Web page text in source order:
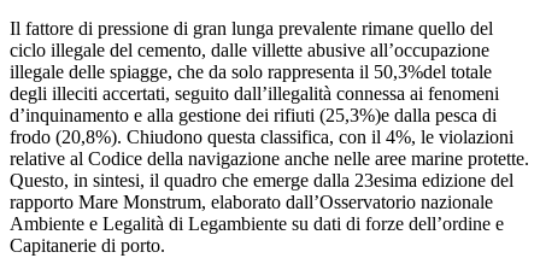
Il fattore di pressione di gran lunga prevalente rimane quello del
ciclo illegale del cemento, dalle villette abusive all’occupazione
illegale delle spiagge, che da solo rappresenta il 50,3%del totale
degli illeciti accertati, seguito dall’illegalità connessa ai fenomeni
d’inquinamento e alla gestione dei rifiuti (25,3%)e dalla pesca di
frodo (20,8%). Chiudono questa classifica, con il 4%, le violazioni
relative al Codice della navigazione anche nelle aree marine protette.
Questo, in sintesi, il quadro che emerge dalla 23esima edizione del
rapporto Mare Monstrum, elaborato dall’Osservatorio nazionale
Ambiente e Legalità di Legambiente su dati di forze dell’ordine e
Capitanerie di porto.